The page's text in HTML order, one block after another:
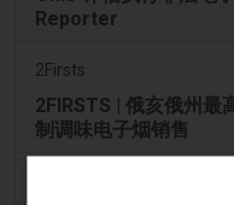
Reporter
2Firsts
2FIRSTS | 俄亥俄州最
制调味电子烟销售